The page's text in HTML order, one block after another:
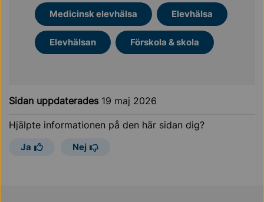
Medicinsk elevhälsa Elevhälsa
Elevhälsan Förskola & skola
Sidan uppdaterades 19 maj 2026
Hjälpte informationen på den här sidan dig?
Ja Nej